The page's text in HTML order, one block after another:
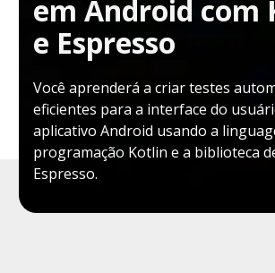
em Android com
e Espresso
Você aprenderá a criar testes
eficientes para a interface do
aplicativo Android usando a
programação Kotlin e a biblioteca
Espresso.